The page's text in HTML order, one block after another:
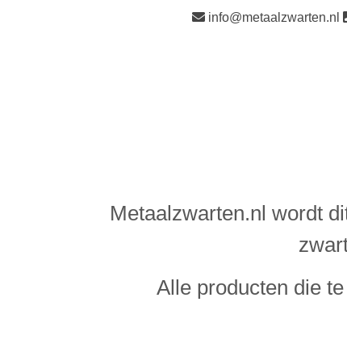
info@metaalzwarten.nl
Metaalzwarten.nl wordt
Alle producten die